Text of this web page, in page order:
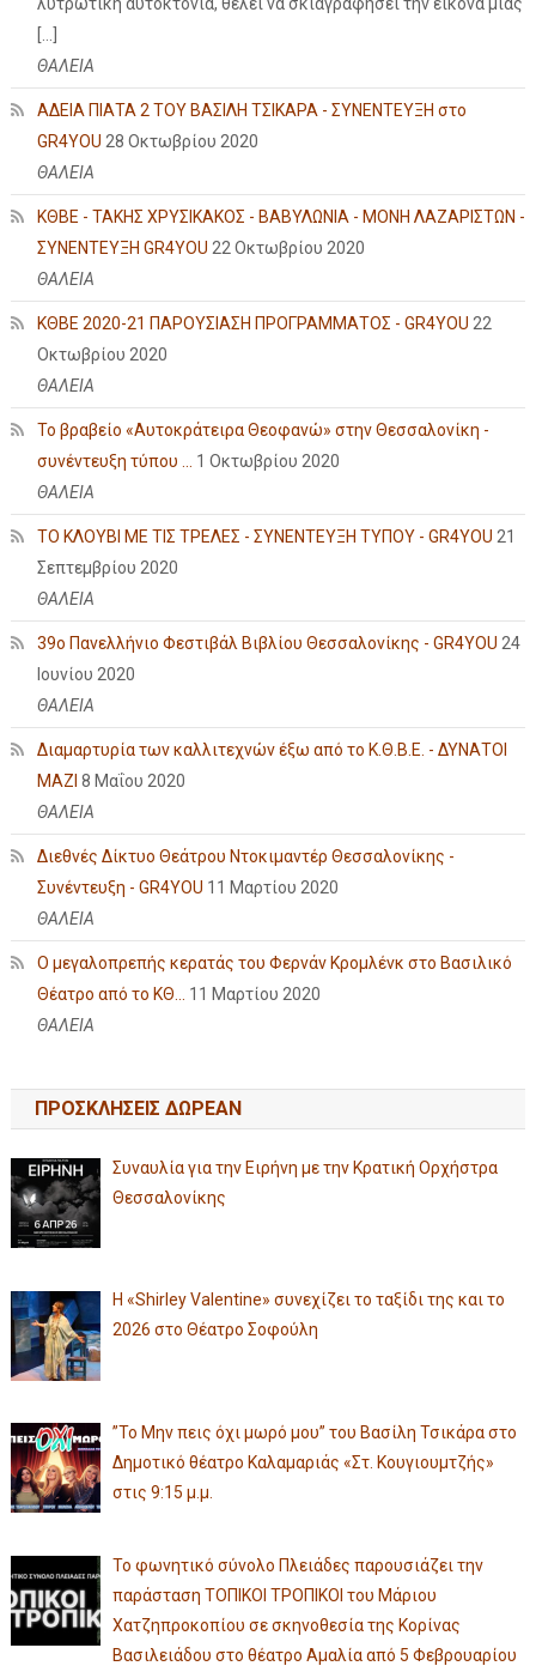
ΘΑΛΕΙΑ
ΑΔΕΙΑ ΠΙΑΤΑ 2 ΤΟΥ ΒΑΣΙΛΗ ΤΣΙΚΑΡΑ - ΣΥΝΕΝΤΕΥΞΗ στο
GR4YOU 28 Οκτωβρίου 2020
ΘΑΛΕΙΑ
ΚΘΒΕ - ΤΑΚΗΣ ΧΡΥΣΙΚΑΚΟΣ - ΒΑΒΥΛΩΝΙΑ - ΜΟΝΗ ΛΑΖΑΡΙΣΤΩΝ -
ΣΥΝΕΝΤΕΥΞΗ GR4YOU 22 Οκτωβρίου 2020
ΘΑΛΕΙΑ
ΚΘΒΕ 2020-21 ΠΑΡΟΥΣΙΑΣΗ ΠΡΟΓΡΑΜΜΑΤΟΣ - GR4YOU 22
Οκτωβρίου 2020
ΘΑΛΕΙΑ
Το βραβείο «Αυτοκράτειρα Θεοφανώ» στην Θεσσαλονίκη -
συνέντευξη τύπου ...
1 Οκτωβρίου 2020
ΘΑΛΕΙΑ
ΤΟ ΚΛΟΥΒΙ ΜΕ ΤΙΣ ΤΡΕΛΕΣ - ΣΥΝΕΝΤΕΥΞΗ ΤΥΠΟΥ - GR4YOU 21
Σεπτεμβρίου 2020
ΘΑΛΕΙΑ
39ο Πανελλήνιο Φεστιβάλ Βιβλίου Θεσσαλονίκης - GR4YOU 24
Ιουνίου 2020
ΘΑΛΕΙΑ
Διαμαρτυρία των καλλιτεχνών έξω από το Κ.Θ.Β.Ε. - ΔΥΝΑΤΟΙ
ΜΑΖΙ 8 Μαΐου 2020
ΘΑΛΕΙΑ
Διεθνές Δίκτυο Θεάτρου Ντοκιμαντέρ Θεσσαλονίκης -
Συνέντευξη - GR4YOU 11 Μαρτίου 2020
ΘΑΛΕΙΑ
Ο μεγαλοπρεπής κερατάς του Φερνάν Κρομλένκ στο Βασιλικό
Θέατρο από το ΚΘ...
11 Μαρτίου 2020
ΘΑΛΕΙΑ
ΠΡΟΣΚΛΗΣΕΙΣ ΔΩΡΕΑΝ
Συναυλία για την Ειρήνη με την Κρατική Ορχήστρα
Θεσσαλονίκης
Η «Shirley Valentine» συνεχίζει το ταξίδι της και το
2026 στο Θέατρο Σοφούλη
”Το Μην πεις όχι μωρό μου” του Βασίλη Τσικάρα στο
Δημοτικό θέατρο Καλαμαριάς «Στ. Κουγιουμτζής»
στις 9:15 μ.μ.
Το φωνητικό σύνολο Πλειάδες παρουσιάζει την
παράσταση ΤΟΠΙΚΟΙ ΤΡΟΠΙΚΟΙ του Μάριου
Χατζηπροκοπίου σε σκηνοθεσία της Κορίνας
Βασιλειάδου στο θέατρο Αμαλία από 5 Φεβρουαρίου